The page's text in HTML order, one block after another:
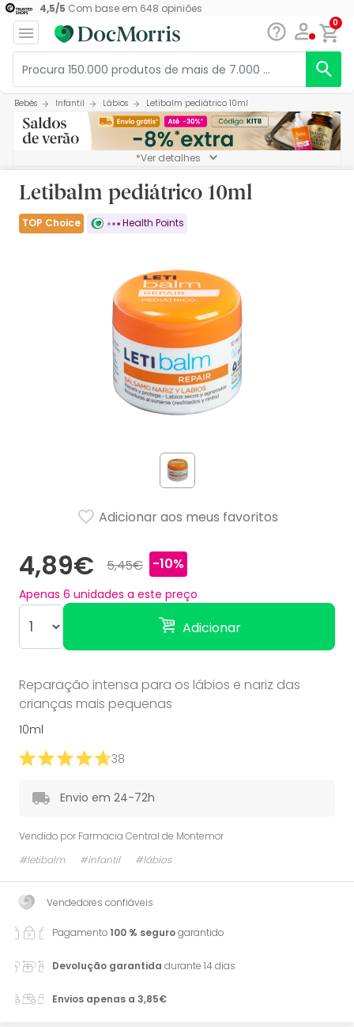
4,5/5 Com base em 648 opiniões
0
Bebés Infantil Lábios Letibalm pediátrico 10ml
*Ver detalhes
Letibalm pediátrico 10ml
TOP Choice Health Points
4,89€ 5,45€ -10%
Apenas 6 unidades a este preço
Adicionar
Adicionar aos meus favoritos
Reparação intensa para os lábios e nariz das
crianças mais pequenas
10ml
38
Envio em 24-72h
Vendido por Farmacia Central de Montemor
#letibalm
#infantil #lábios
Vendedores confiáveis
Pagamento100 % segurogarantido
Devolução garantida durante 14 dias
Envios apenas a 3,85€